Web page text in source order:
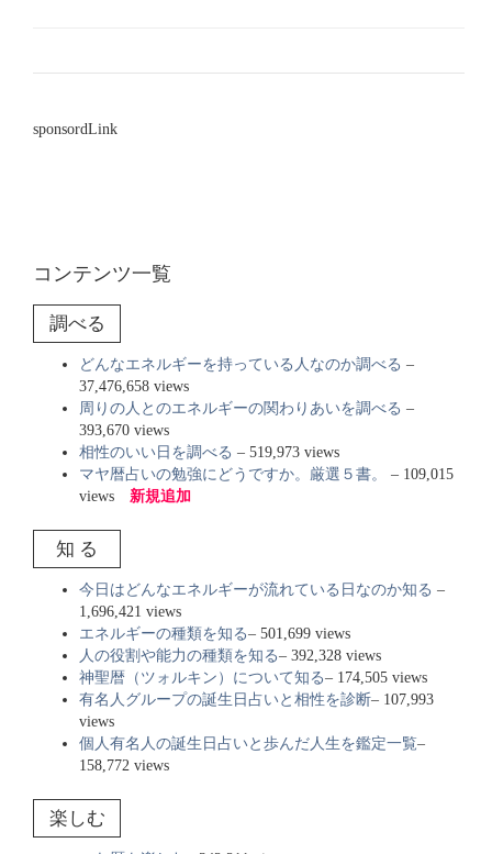
sponsordLink
コンテンツ一覧
調べる
どんなエネルギーを持っている人なのか調べる –
37,476,658 views
周りの人とのエネルギーの関わりあいを調べる –
393,670 views
相性のいい日を調べる – 519,973 views
マヤ暦占いの勉強にどうですか。厳選５書。
– 109,015
views 新規追加
知 る
今日はどんなエネルギーが流れている日なのか知る –
1,696,421 views
エネルギーの種類を知る– 501,699 views
人の役割や能力の種類を知る– 392,328 views
神聖暦（ツォルキン）について知る– 174,505 views
有名人グループの誕生日占いと相性を診断– 107,993
views
個人有名人の誕生日占いと歩んだ人生を鑑定一覧–
158,772 views
楽しむ